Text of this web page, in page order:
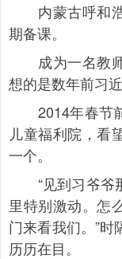
内蒙古呼和浩
期备课。
成为一名教师
想的是数年前习
2014年春节前
儿童福利院，看
一个。
“见到习爷爷
里特别激动。怎
门来看我们。”
历历在目。